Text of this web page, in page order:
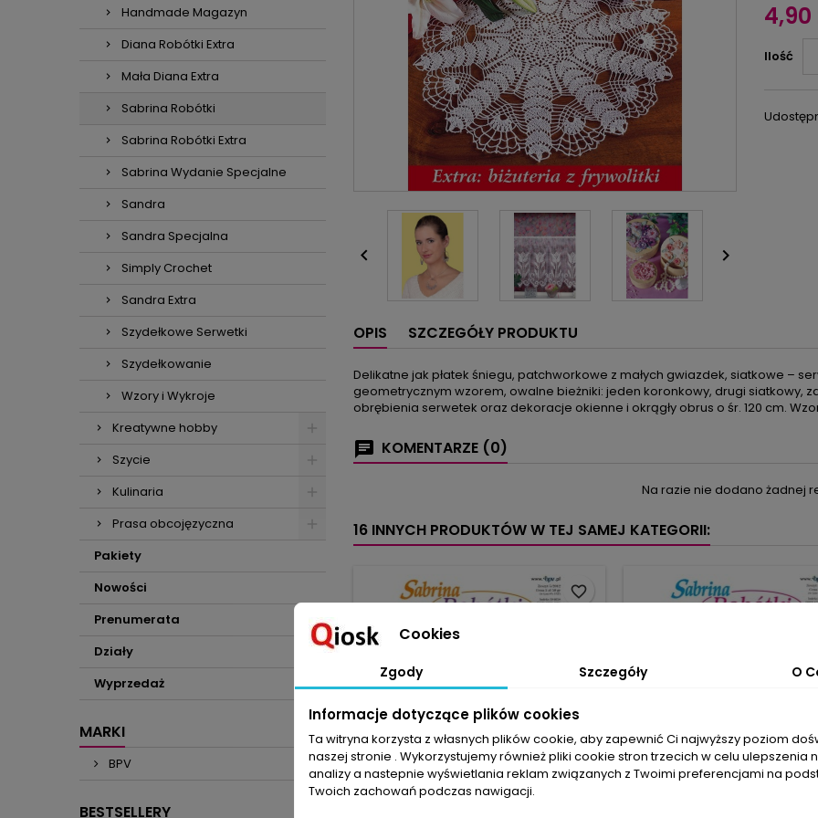
Handmade Magazyn
Diana Robótki Extra
Mała Diana Extra
Sabrina Robótki
Sabrina Robótki Extra
Sabrina Wydanie Specjalne
Sandra
Sandra Specjalna
Simply Crochet
Sandra Extra
Szydełkowe Serwetki
Szydełkowanie
Wzory i Wykroje
Kreatywne hobby
Szycie
Kulinaria
Prasa obcojęzyczna
Pakiety
Nowości
Prenumerata
Działy
Wyprzedaż
MARKI
BPV
BESTSELLERY
 
4,90
Ilość
OPIS SZCZEGÓŁY PRODUKTU
Delikatne jak płatek śniegu, patchworkowe z małych gwiazdek, siatkowe –
geometrycznym wzorem, owalne bieżniki: jeden koronkowy, drugi siatkowy,
obrębienia serwetek oraz dekoracje okienne i okrągły obrus o śr. 120 cm.
KOMENTARZE (0)
Na razie nie dodano żadnej
16 INNYCH PRODUKTÓW W TEJ SAMEJ KATEGORII:
favorite_border
Cookies
Zgody Szczegóły O
Informacje dotyczące plików cookies
Ta witryna korzysta z własnych plików cookie, aby zapewnić Ci najwyższy poziom
naszej stronie . Wykorzystujemy również pliki cookie stron trzecich w celu ulepszenia
analizy a nastepnie wyświetlania reklam związanych z Twoimi preferencjami na
Twoich zachowań podczas nawigacji.